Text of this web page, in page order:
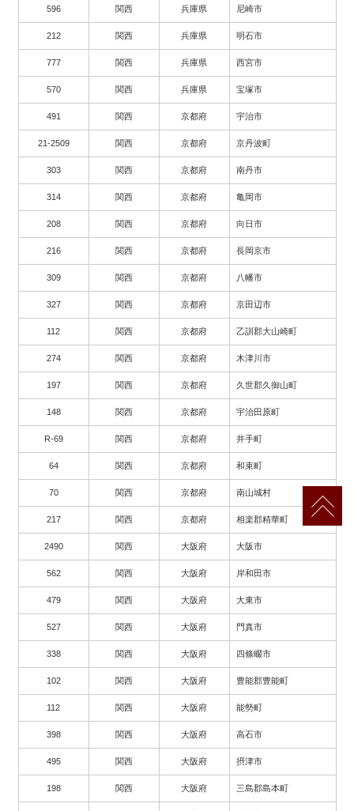
596 関西 兵庫県 尼崎市
212 関西 兵庫県 明石市
777 関西 兵庫県 西宮市
570 関西 兵庫県 宝塚市
491 関西 京都府 宇治市
21-2509 関西 京都府 京丹波町
303 関西 京都府 南丹市
314 関西 京都府 亀岡市
208 関西 京都府 向日市
216 関西 京都府 長岡京市
309 関西 京都府 八幡市
327 関西 京都府 京田辺市
112 関西 京都府 乙訓郡大山崎町
274 関西 京都府 木津川市
197 関西 京都府 久世郡久御山町
148 関西 京都府 宇治田原町
R-69 関西 京都府 井手町
64 関西 京都府 和束町
70 関西 京都府 南山城村
217 関西 京都府 相楽郡精華町
2490 関西 大阪府 大阪市
562 関西 大阪府 岸和田市
479 関西 大阪府 大東市
527 関西 大阪府 門真市
338 関西 大阪府 四條畷市
102 関西 大阪府 豊能郡豊能町
112 関西 大阪府 能勢町
398 関西 大阪府 高石市
495 関西 大阪府 摂津市
198 関西 大阪府 三島郡島本町